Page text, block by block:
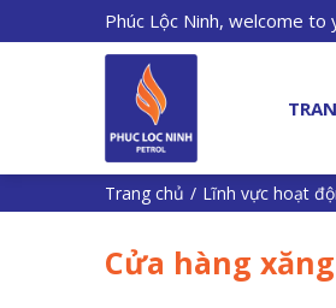
Phúc Lộc Ninh, welcome to
Trang chủ / Lĩnh vực hoạt
Cửa hàng